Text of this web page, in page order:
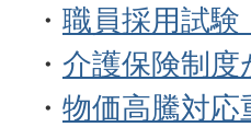
・ 職員採用試
・ 介護保険制
・ 物価高騰対